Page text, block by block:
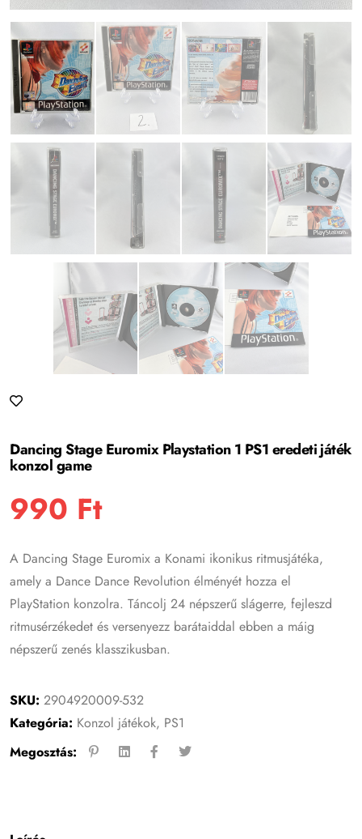
Dancing Stage Euromix Playstation 1 PS1 eredeti játék
konzol game
990 Ft
A Dancing Stage Euromix a Konami ikonikus ritmusjátéka,
amely a Dance Dance Revolution élményét hozza el
PlayStation konzolra. Táncolj 24 népszerű slágerre, fejleszd
ritmusérzékedet és versenyezz barátaiddal ebben a máig
népszerű zenés klasszikusban.
SKU:2904920009-532
Kategória: Konzol játékok, PS1
Megosztás: